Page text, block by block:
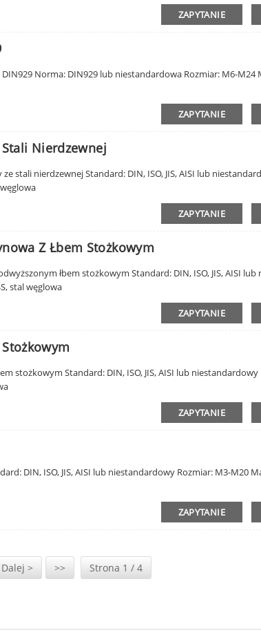
ZAPYTANIE
Norma: DIN929 lub niestandardowa Rozmiar: M6-M24
ZAPYTANIE
Nierdzewnej
stali nierdzewnej Standard: DIN, ISO, JIS, AISI lub
węglowa
ZAPYTANIE
Z Łbem Stożkowym
łbem stożkowym Standard: DIN, ISO, JIS, AISI
stal węglowa
ZAPYTANIE
stożkowym Standard: DIN, ISO, JIS, AISI lub
ZAPYTANIE
DIN, ISO, JIS, AISI lub niestandardowy Rozmiar: M3-M20
ZAPYTANIE
Dalej > >> Strona 1 / 4